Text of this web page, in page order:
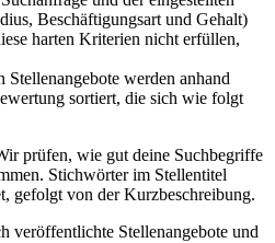
Beschäftigungsart und Gehalt)
harten Kriterien nicht erfüllen,
werden anhand
sortiert, die sich wie folgt
prüfen, wie gut deine Suchbegriffe
Stichwörter im Stellentitel
gefolgt von der Kurzbeschreibung.
veröffentlichte Stellenangebote und